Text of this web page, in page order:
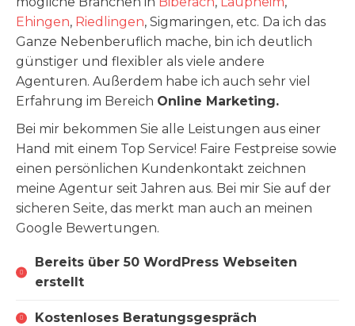
Ehingen, Riedlingen, Sigmaringen, etc. Da ich das
Ganze Nebenberuflich mache, bin ich deutlich
günstiger und flexibler als viele andere
Agenturen. Außerdem habe ich auch sehr viel
Erfahrung im Bereich Online Marketing.
Bei mir bekommen Sie alle Leistungen aus einer
Hand mit einem Top Service! Faire Festpreise sowie
einen persönlichen Kundenkontakt zeichnen
meine Agentur seit Jahren aus. Bei mir Sie auf der
sicheren Seite, das merkt man auch an meinen
Google Bewertungen.
Bereits über 50 WordPress Webseiten
erstellt
Kostenloses Beratungsgespräch